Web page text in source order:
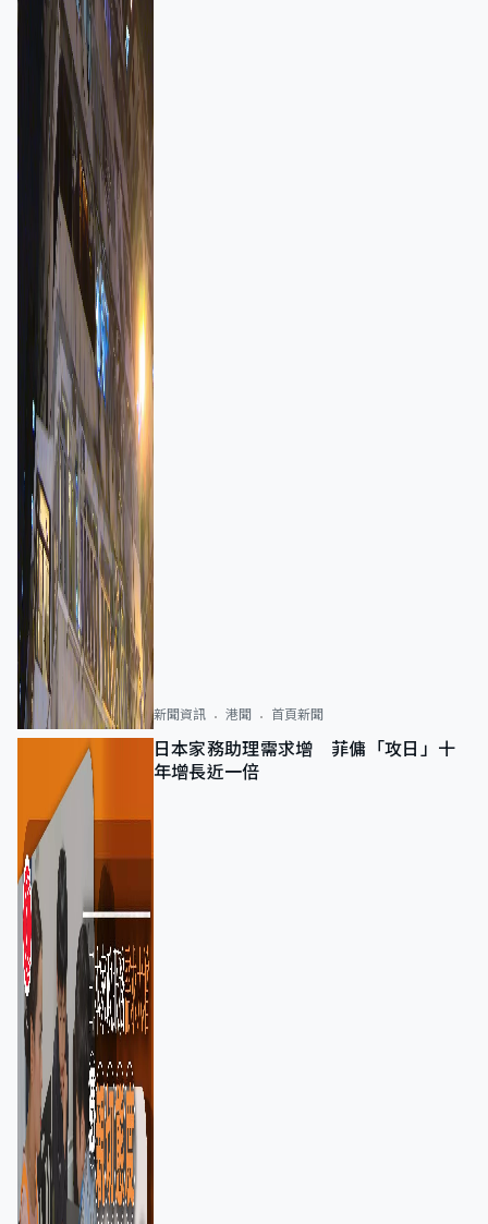
新聞資訊 港聞 首頁新聞
日本家務助理需求增 菲傭「攻日」十
年增長近一倍